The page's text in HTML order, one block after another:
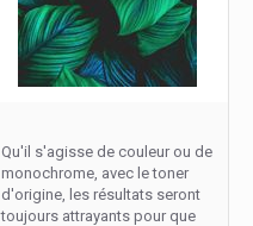
Qu'il s'agisse de couleur ou de
monochrome, avec le toner
d'origine, les résultats seront
toujours attrayants pour que